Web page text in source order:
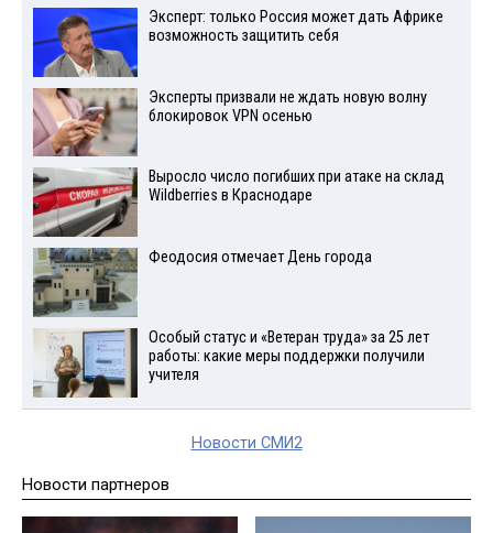
Эксперт: только Россия может дать Африке
возможность защитить себя
Эксперты призвали не ждать новую волну
блокировок VPN осенью
Выросло число погибших при атаке на склад
Wildberries в Краснодаре
Феодосия отмечает День города
Особый статус и «Ветеран труда» за 25 лет
работы: какие меры поддержки получили
учителя
Новости СМИ2
Новости партнеров